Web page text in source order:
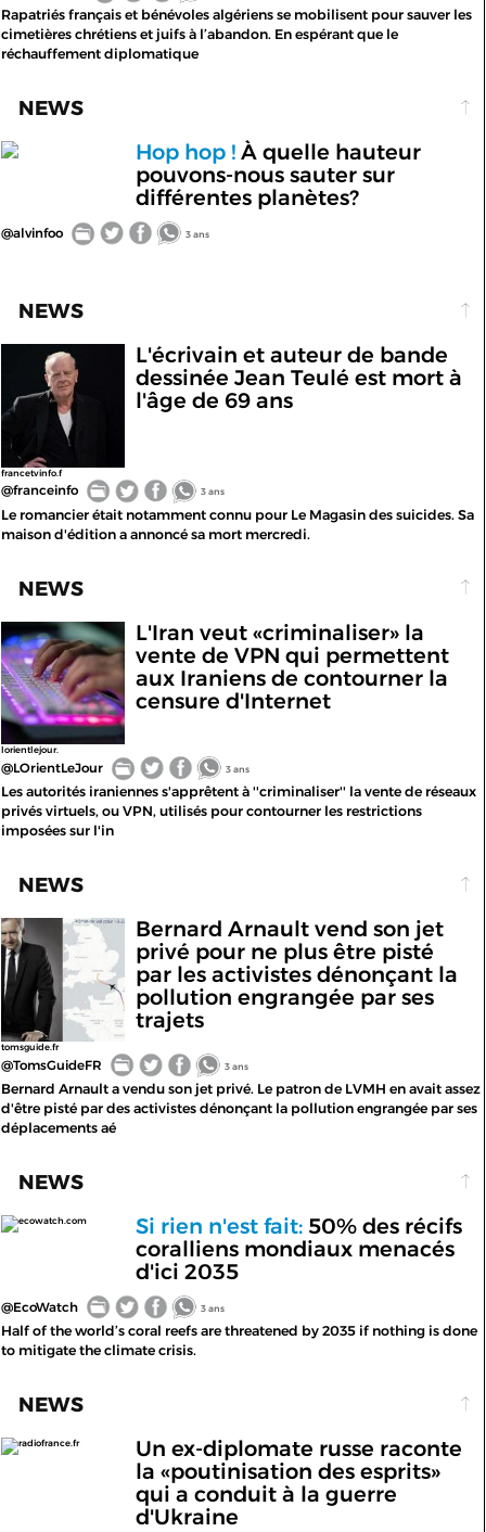
Rapatriés français et bénévoles algériens se mobilisent pour sauver les
cimetières chrétiens et juifs à l’abandon. En espérant que le
réchauffement diplomatique
NEWS
Hop hop !À quelle hauteur
pouvons-nous sauter sur
différentes planètes?
@alvinfoo 3 ans
NEWS
francetvinfo.f
L'écrivain et auteur de bande
dessinée Jean Teulé est mort à
l'âge de 69 ans
@franceinfo 3 ans
Le romancier était notamment connu pour Le Magasin des suicides. Sa
maison d'édition a annoncé sa mort mercredi.
NEWS
lorientlejour.
L'Iran veut «criminaliser» la
vente de VPN qui permettent
aux Iraniens de contourner la
censure d'Internet
@LOrientLeJour 3 ans
Les autorités iraniennes s'apprêtent à ''criminaliser'' la vente de réseaux
privés virtuels, ou VPN, utilisés pour contourner les restrictions
imposées sur l'in
NEWS
tomsguide.fr
Bernard Arnault vend son jet
privé pour ne plus être pisté
par les activistes dénonçant la
pollution engrangée par ses
trajets
@TomsGuideFR 3 ans
Bernard Arnault a vendu son jet privé. Le patron de LVMH en avait assez
d'être pisté par des activistes dénonçant la pollution engrangée par ses
déplacements aé
NEWS
ecowatch.com Si rien n'est fait:50% des récifs
coralliens mondiaux menacés
d'ici 2035
@EcoWatch 3 ans
Half of the world’s coral reefs are threatened by 2035 if nothing is done
to mitigate the climate crisis.
NEWS
radiofrance.fr
Un ex-diplomate russe raconte
la «poutinisation des esprits»
qui a conduit à la guerre
d'Ukraine